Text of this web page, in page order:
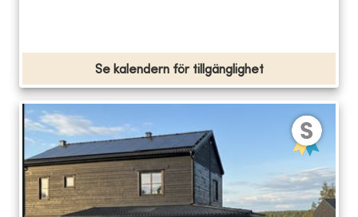
Se kalendern för tillgänglighet